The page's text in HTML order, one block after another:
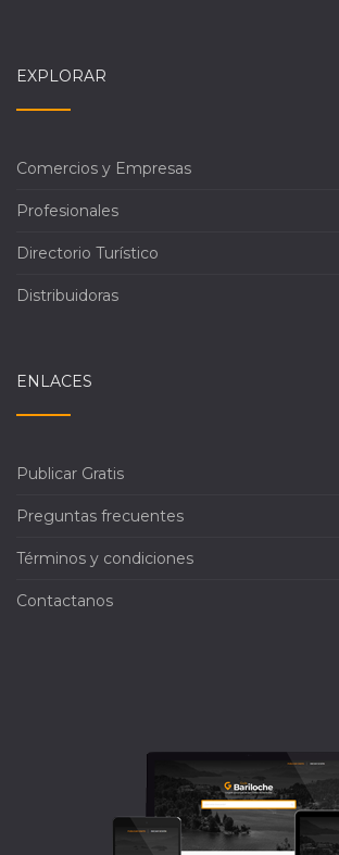
EXPLORAR
Comercios y Empresas
Profesionales
Directorio Turístico
Distribuidoras
ENLACES
Publicar Gratis
Preguntas frecuentes
Términos y condiciones
Contactanos